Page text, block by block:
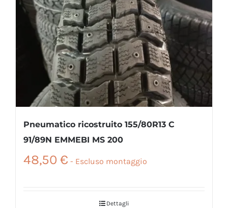
Pneumatico ricostruito 155/80R13 C
91/89N EMMEBI MS 200
48,50 €
Dettagli